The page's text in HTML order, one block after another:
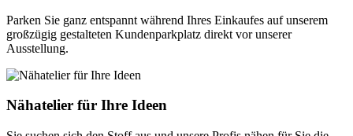
Parken Sie ganz entspannt während Ihres Einkaufes auf unserem
großzügig gestalteten Kundenparkplatz direkt vor unserer
Ausstellung.
Nähatelier für Ihre Ideen